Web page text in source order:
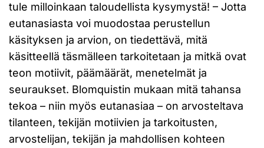
tule milloinkaan taloudellista kysymystä! – Jotta
eutanasiasta voi muodostaa perustellun
käsityksen ja arvion, on tiedettävä, mitä
käsitteellä täsmälleen tarkoitetaan ja mitkä ovat
teon motiivit, päämäärät, menetelmät ja
seuraukset. Blomquistin mukaan mitä tahansa
tekoa – niin myös eutanasiaa – on arvosteltava
tilanteen, tekijän motiivien ja tarkoitusten,
arvostelijan, tekijän ja mahdollisen kohteen